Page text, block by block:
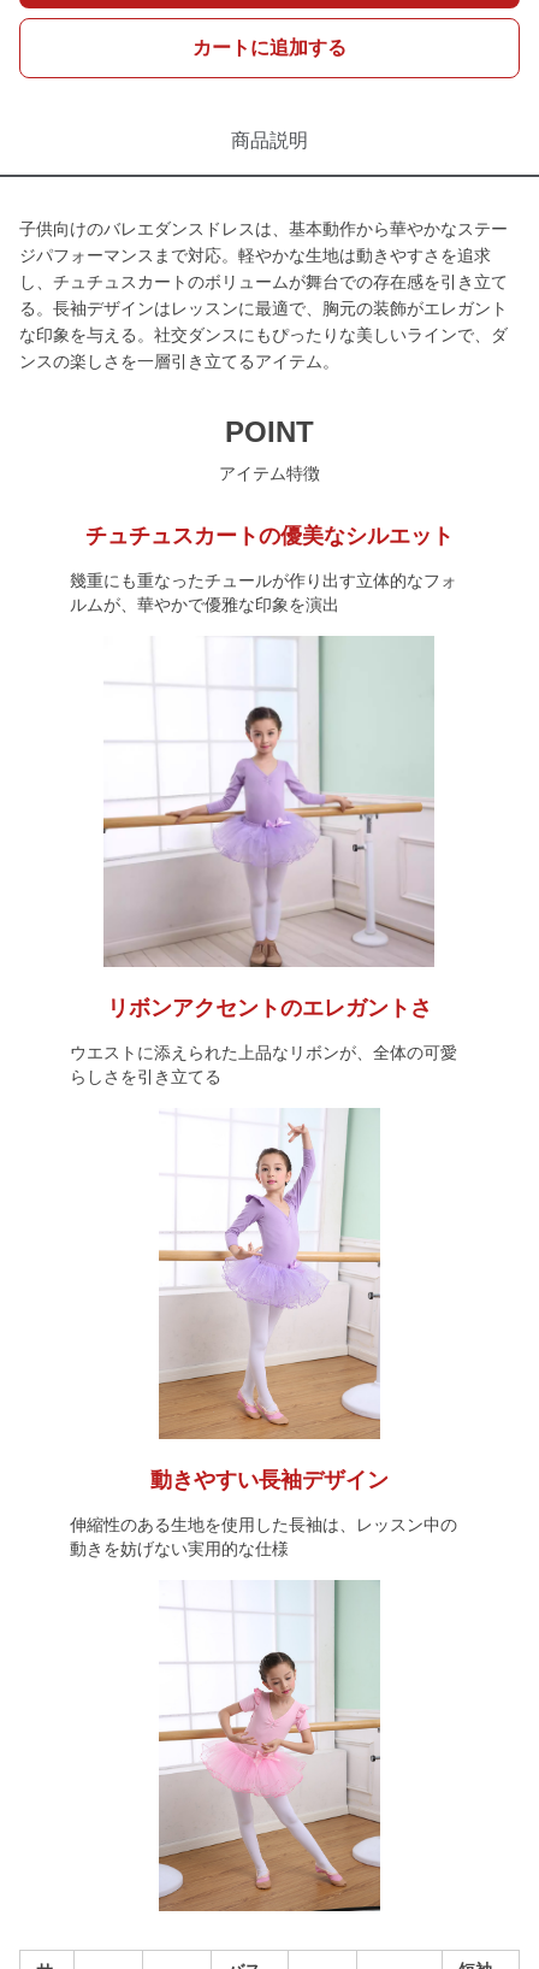
カートに追加する
商品説明
子供向けのバレエダンスドレスは、基本動作から華やかなステー
ジパフォーマンスまで対応。軽やかな生地は動きやすさを追求
し、チュチュスカートのボリュームが舞台での存在感を引き立て
る。長袖デザインはレッスンに最適で、胸元の装飾がエレガント
な印象を与える。社交ダンスにもぴったりな美しいラインで、ダ
ンスの楽しさを一層引き立てるアイテム。
POINT
アイテム特徴
チュチュスカートの優美なシルエット
幾重にも重なったチュールが作り出す立体的なフォ
ルムが、華やかで優雅な印象を演出
リボンアクセントのエレガントさ
ウエストに添えられた上品なリボンが、全体の可愛
らしさを引き立てる
動きやすい長袖デザイン
伸縮性のある生地を使用した長袖は、レッスン中の
動きを妨げない実用的な仕様